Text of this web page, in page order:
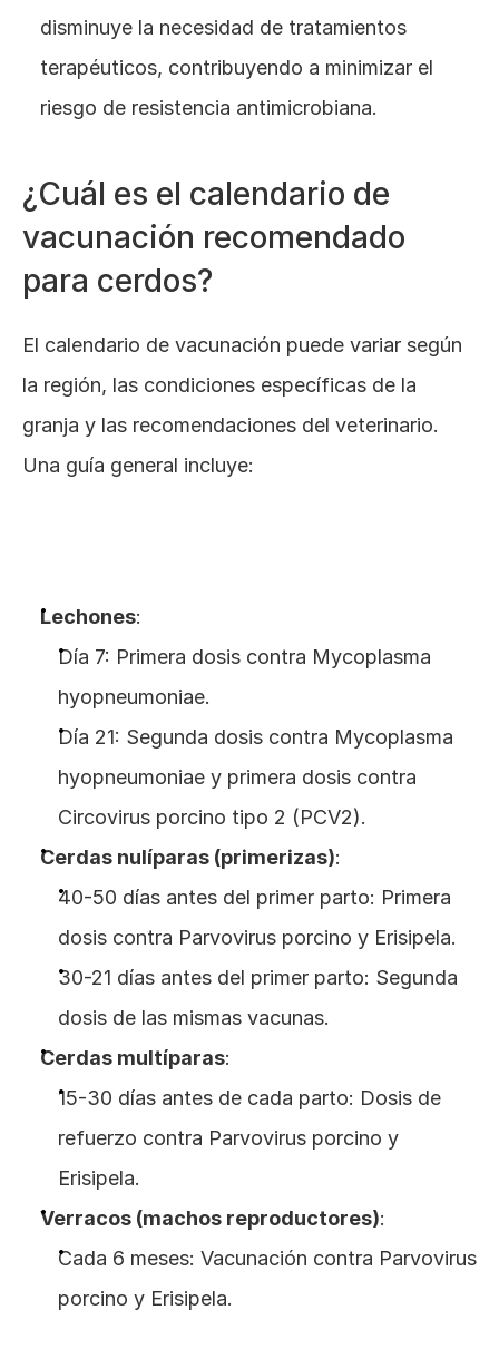
disminuye la necesidad de tratamientos
terapéuticos, contribuyendo a minimizar el
riesgo de resistencia antimicrobiana.
¿Cuál es el calendario de
vacunación recomendado
para cerdos?
El calendario de vacunación puede variar según
la región, las condiciones específicas de la
granja y las recomendaciones del veterinario.
Una guía general incluye:
Lechones:
Día 7: Primera dosis contra Mycoplasma
hyopneumoniae.
Día 21: Segunda dosis contra Mycoplasma
hyopneumoniae y primera dosis contra
Circovirus porcino tipo 2 (PCV2).
Cerdas nulíparas (primerizas):
40-50 días antes del primer parto: Primera
dosis contra Parvovirus porcino y Erisipela.
30-21 días antes del primer parto: Segunda
dosis de las mismas vacunas.
Cerdas multíparas:
15-30 días antes de cada parto: Dosis de
refuerzo contra Parvovirus porcino y
Erisipela.
Verracos (machos reproductores):
Cada 6 meses: Vacunación contra Parvovirus
porcino y Erisipela.